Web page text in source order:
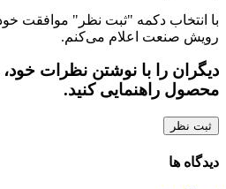
با انتخاب دکمه "ثبت نظر" موافقت خود
رویش صنعت اعلام می‌کنم.
دیگران را با نوشتن نظرات خود،
محصول راهنمایی کنید.
ثبت نظر
دیدگاه ها